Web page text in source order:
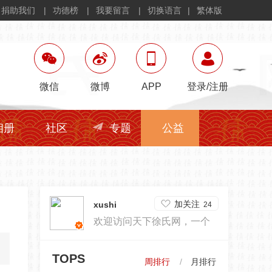
捐助我们 功德榜 我要留言 切换语言 繁体版
微信 微博 APP 登录/注册
册 社区 专题 公益
xushi 加关注 24
欢迎访问天下徐氏网，一个
TOPS 周排行 月排行